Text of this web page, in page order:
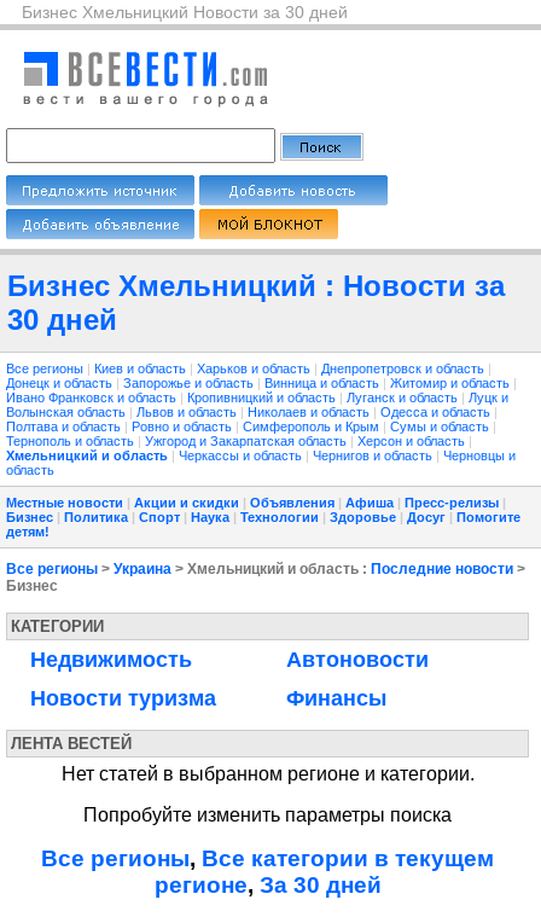
Бизнес Хмельницкий Новости за 30 дней
Бизнес Хмельницкий : Новости за
30 дней
Все регионы | Киев и область | Харьков и область | Днепропетровск и область |
Донецк и область | Запорожье и область | Винница и область | Житомир и область |
Ивано Франковск и область | Кропивницкий и область | Луганск и область | Луцк и
Волынская область | Львов и область | Николаев и область | Одесса и область |
Полтава и область | Ровно и область | Симферополь и Крым | Сумы и область |
Тернополь и область | Ужгород и Закарпатская область | Херсон и область |
Хмельницкий и область | Черкассы и область | Чернигов и область | Черновцы и
область
Местные новости | Акции и скидки | Объявления | Афиша | Пресс-релизы |
Бизнес | Политика | Спорт | Наука | Технологии | Здоровье | Досуг | Помогите
детям!
Все регионы > Украина > Хмельницкий и область : Последние новости >
Бизнес
КАТЕГОРИИ
Недвижимость
Новости туризма
Автоновости
Финансы
ЛЕНТА ВЕСТЕЙ
Нет статей в выбранном регионе и категории.
Попробуйте изменить параметры поиска
Все регионы, Все категории в текущем
регионе, За 30 дней